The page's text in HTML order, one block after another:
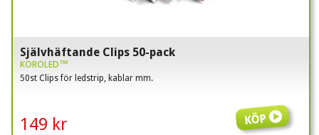
Självhäftande Clips 50-pack
149 kr
KOROLED™
50st Clips för ledstrip, kablar mm.
Köp